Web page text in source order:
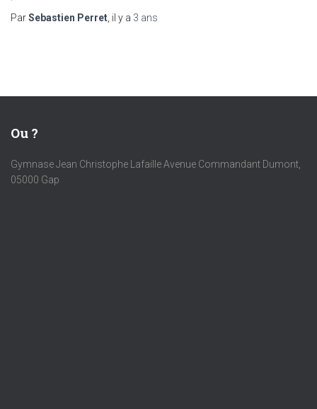
ParSebastien Perret , il y a 3 ans
Ou ?
Gymnase Jean Christophe Lafaille Avenue Commandant Dumont,
05000 Gap